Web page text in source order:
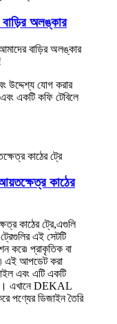
অলঙ্কার
বাড়ির অলঙ্কার
উদ্দেশ্য যোগ করার
একটি কফি টেবিলে
কাঠের
কাঠের ট্রে,এগুলি
এই সেটটি
করে৷ প্রাকৃতিক বা
এই আপডেট করা
এবং এটি একটি
এখানে DEKAL
পণ্যের ডিজাইন তৈরি